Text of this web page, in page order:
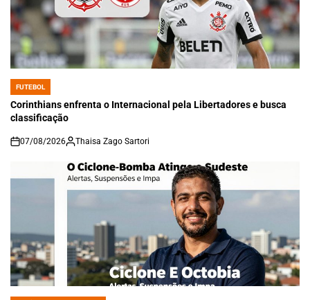
POSTED
IN
FUTEBOL
Corinthians enfrenta o Internacional pela Libertadores e busca
classificação
on
07/08/2026 Thaisa Zago Sartori